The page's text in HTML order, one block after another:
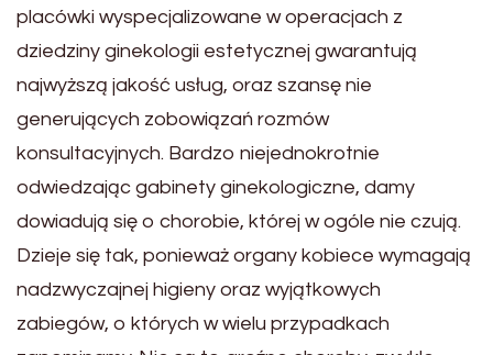
placówki wyspecjalizowane w operacjach z
dziedziny ginekologii estetycznej gwarantują
najwyższą jakość usług, oraz szansę nie
generujących zobowiązań rozmów
konsultacyjnych. Bardzo niejednokrotnie
odwiedzając gabinety ginekologiczne, damy
dowiadują się o chorobie, której w ogóle nie czują.
Dzieje się tak, ponieważ organy kobiece wymagają
nadzwyczajnej higieny oraz wyjątkowych
zabiegów, o których w wielu przypadkach